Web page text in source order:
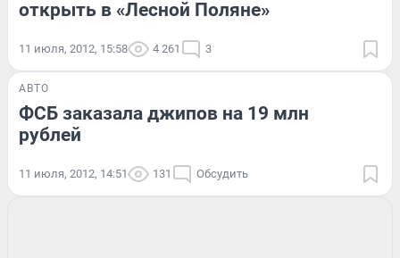
открыть в «Лесной Поляне»
11 июля, 2012, 15:58 4 261 3
АВТО
ФСБ заказала джипов на 19 млн
рублей
11 июля, 2012, 14:51 131 Обсудить